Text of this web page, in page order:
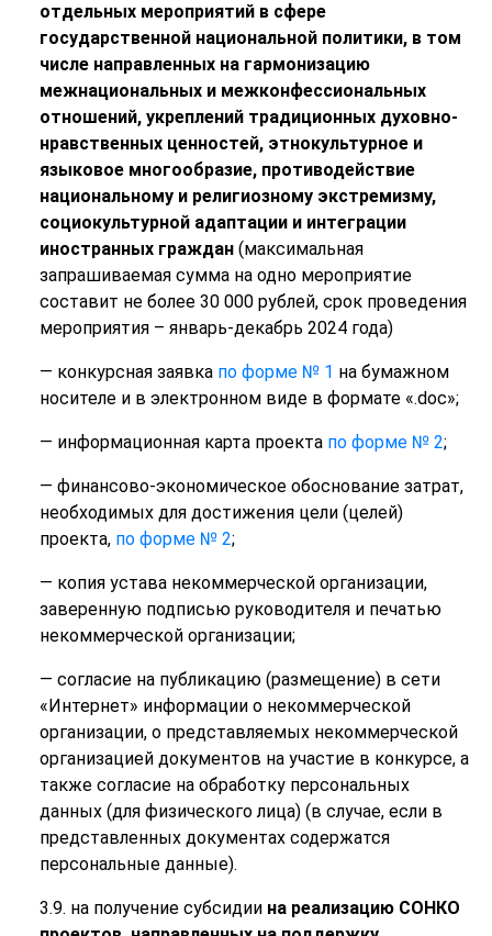
отдельных мероприятий в сфере
государственной национальной политики, в том
числе направленных на гармонизацию
межнациональных и межконфессиональных
отношений, укреплений традиционных духовно-
нравственных ценностей, этнокультурное и
языковое многообразие, противодействие
национальному и религиозному экстремизму,
социокультурной адаптации и интеграции
иностранных граждан(максимальная
запрашиваемая сумма на одно мероприятие
составит не более 30 000 рублей, срок проведения
мероприятия – январь-декабрь 2024 года)
— конкурсная заявка по форме № 1 на бумажном
носителе и в электронном виде в формате «.doc»;
— информационная карта проекта по форме № 2;
— финансово-экономическое обоснование затрат,
необходимых для достижения цели (целей)
проекта, по форме № 2;
— копия устава некоммерческой организации,
заверенную подписью руководителя и печатью
некоммерческой организации;
— согласие на публикацию (размещение) в сети
«Интернет» информации о некоммерческой
организации, о представляемых некоммерческой
организацией документов на участие в конкурсе, а
также согласие на обработку персональных
данных (для физического лица) (в случае, если в
представленных документах содержатся
персональные данные).
3.9. на получение субсидии на реализацию СОНКО